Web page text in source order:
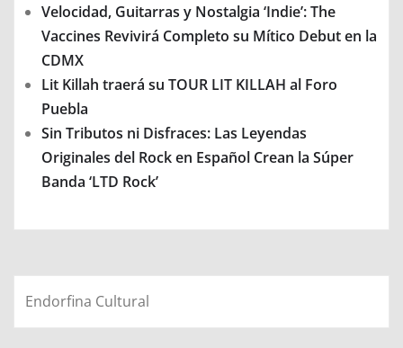
Velocidad, Guitarras y Nostalgia ‘Indie’: The
Vaccines Revivirá Completo su Mítico Debut en la
CDMX
Lit Killah traerá su TOUR LIT KILLAH al Foro
Puebla
Sin Tributos ni Disfraces: Las Leyendas
Originales del Rock en Español Crean la Súper
Banda ‘LTD Rock’
Endorfina Cultural